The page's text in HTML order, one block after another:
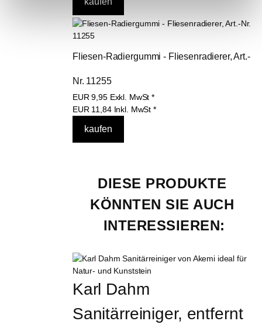
Fliesen-Radiergummi - Fliesenradierer, Art.-
Nr. 11255
EUR9,95 Exkl. MwSt *
EUR 11,84 Inkl. MwSt *
DIESE PRODUKTE
KÖNNTEN SIE AUCH
INTERESSIEREN:
Karl Dahm
Sanitärreiniger, entfernt